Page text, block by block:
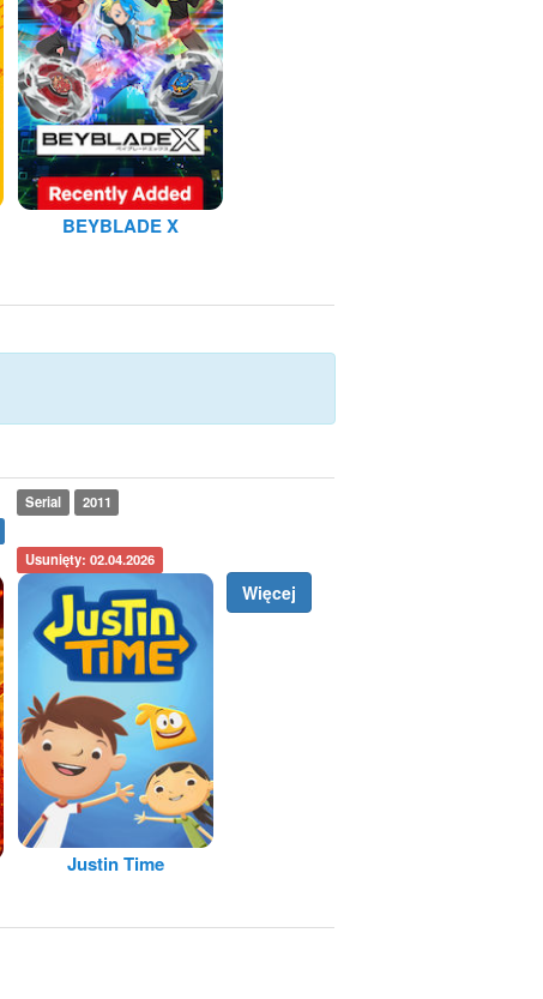
BEYBLADE X
Serial 2011
Usunięty: 02.04.2026
Justin Time
Więcej